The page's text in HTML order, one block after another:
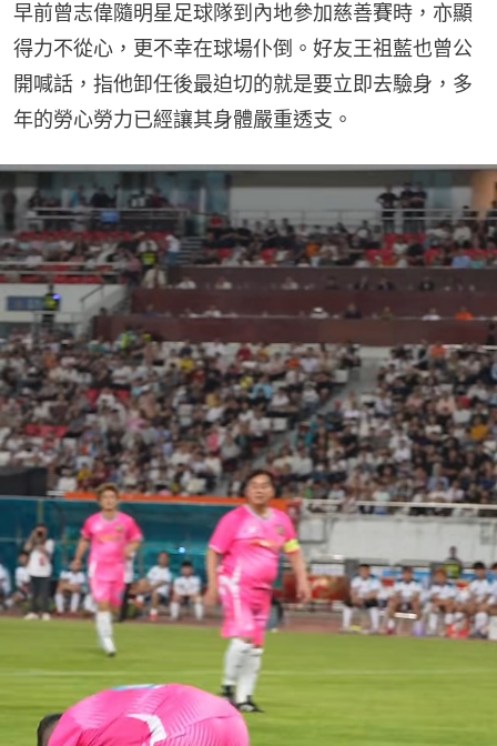
早前曾志偉隨明星足球隊到內地參加慈善賽時，亦顯
得力不從心，更不幸在球場仆倒。好友王祖藍也曾公
開喊話，指他卸任後最迫切的就是要立即去驗身，多
年的勞心勞力已經讓其身體嚴重透支。